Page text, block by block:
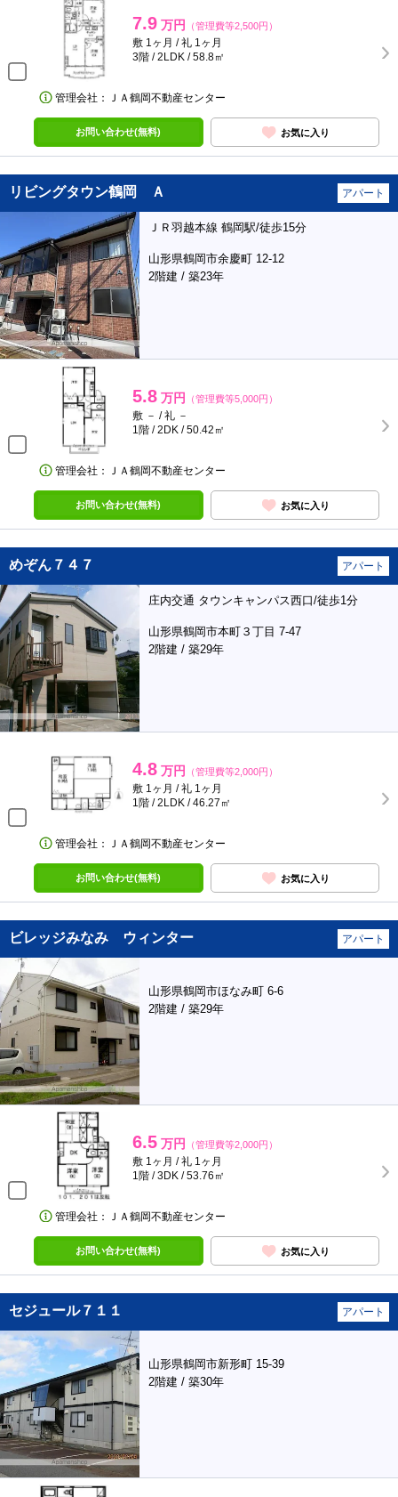
7.9 万円 （管理費等2,500円）
敷 1ヶ月 / 礼 1ヶ月
3階 / 2LDK / 58.8㎡
管理会社：ＪＡ鶴岡不動産センター
お問い合わせ(無料) お気に入り
リビングタウン鶴岡 Ａ アパート
ＪＲ羽越本線 鶴岡駅/徒歩15分
山形県鶴岡市余慶町 12-12
2階建 / 築23年
5.8 万円 （管理費等5,000円）
敷 － / 礼 －
1階 / 2DK / 50.42㎡
管理会社：ＪＡ鶴岡不動産センター
お問い合わせ(無料) お気に入り
めぞん７４７ アパート
庄内交通 タウンキャンパス西口/徒歩1分
山形県鶴岡市本町３丁目 7-47
2階建 / 築29年
4.8 万円 （管理費等2,000円）
敷 1ヶ月 / 礼 1ヶ月
1階 / 2LDK / 46.27㎡
管理会社：ＪＡ鶴岡不動産センター
お問い合わせ(無料) お気に入り
ビレッジみなみ ウィンター アパート
山形県鶴岡市ほなみ町 6-6
2階建 / 築29年
6.5 万円 （管理費等2,000円）
敷 1ヶ月 / 礼 1ヶ月
1階 / 3DK / 53.76㎡
管理会社：ＪＡ鶴岡不動産センター
お問い合わせ(無料) お気に入り
セジュール７１１ アパート
山形県鶴岡市新形町 15-39
2階建 / 築30年